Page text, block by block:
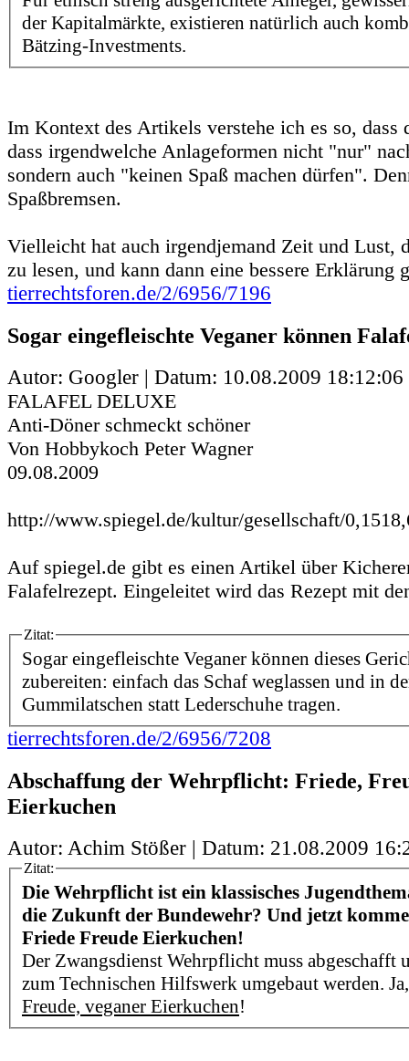
der Kapitalmärkte, existieren natürlich auch
Bätzing-Investments.
Im Kontext des Artikels verstehe ich es so, dass
dass irgendwelche Anlageformen nicht "nur"
sondern auch "keinen Spaß machen dürfen".
Spaßbremsen.
Vielleicht hat auch irgendjemand Zeit und Lust,
zu lesen, und kann dann eine bessere Erklärung
tierrechtsforen.de/2/6956/7196
Sogar eingefleischte Veganer können
Autor: Googler | Datum: 10.08.2009 18:12:06
FALAFEL DELUXE
Anti-Döner schmeckt schöner
Von Hobbykoch Peter Wagner
09.08.2009
http://www.spiegel.de/kultur/gesellschaft/
Auf spiegel.de gibt es einen Artikel über
Falafelrezept. Eingeleitet wird das Rezept mit
Zitat:
Sogar eingefleischte Veganer können dieses
zubereiten: einfach das Schaf weglassen und in
Gummilatschen statt Lederschuhe tragen.
tierrechtsforen.de/2/6956/7208
Abschaffung der Wehrpflicht: Friede,
Eierkuchen
Autor: Achim Stößer | Datum: 21.08.2009
Zitat:
Die Wehrpflicht ist ein klassisches
die Zukunft der Bundewehr? Und jetzt
Friede Freude Eierkuchen!
Der Zwangsdienst Wehrpflicht muss abgeschafft
zum Technischen Hilfswerk umgebaut werden.
Freude, veganer Eierkuchen!